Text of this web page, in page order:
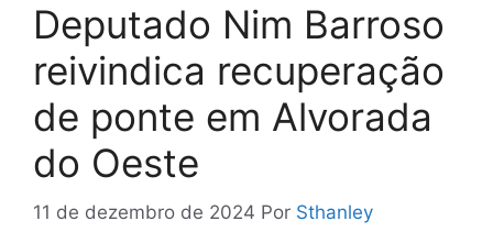
Deputado Nim Barroso
reivindica recuperação
de ponte em Alvorada
do Oeste
11 de dezembro de 2024 Por Sthanley